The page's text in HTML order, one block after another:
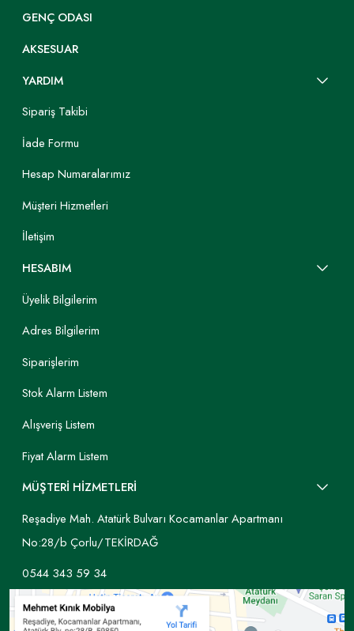
GENÇ ODASI
AKSESUAR
YARDIM
Sipariş Takibi
İade Formu
Hesap Numaralarımız
Müşteri Hizmetleri
İletişim
HESABIM
Üyelik Bilgilerim
Adres Bilgilerim
Siparişlerim
Stok Alarm Listem
Alışveriş Listem
Fiyat Alarm Listem
MÜŞTERİ HİZMETLERİ
Reşadiye Mah. Atatürk Bulvarı Kocamanlar Apartmanı
No:28/b Çorlu/TEKİRDAĞ
0544 343 59 34